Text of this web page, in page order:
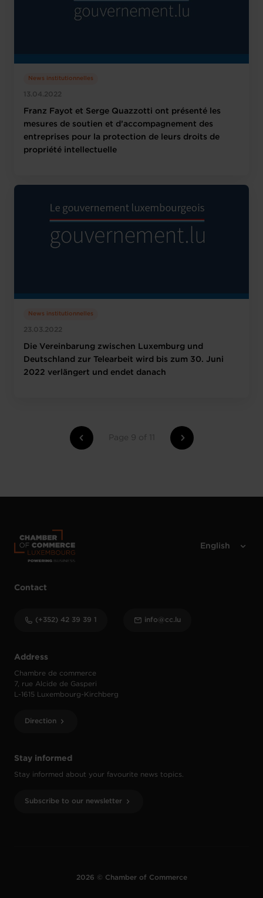
13.04.2022
News institutionnelles
Franz Fayot et Serge Quazzotti ont présenté les
mesures de soutien et d’accompagnement des
entreprises pour la protection de leurs droits de
propriété intellectuelle
23.03.2022
News institutionnelles
Die Vereinbarung zwischen Luxemburg und
Deutschland zur Telearbeit wird bis zum 30. Juni
2022 verlängert und endet danach
Page 9 of 11
Stay informed
Stay informed about your favourite news topics.
Subscribe to our newsletter
Address
Chambre de commerce
7, rue Alcide de Gasperi
L-1615 Luxembourg-Kirchberg
Direction
Contact
(+352) 42 39 39 1 info@cc.lu
2026 © Chamber of Commerce